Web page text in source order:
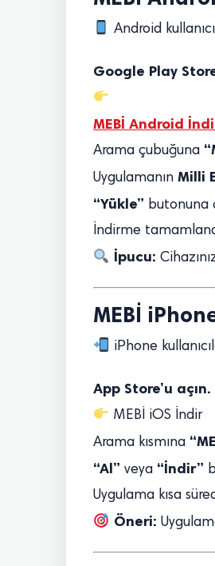
Android
Google Play
MEBİ Android
Arama çubuğuna
Uygulamanın Milli
“Yükle” butonuna
İndirme
İpucu:
MEBİ
iPhone
App Store’u açın.
MEBİ iOS İndir
Arama kısmına
“Al” veya “İndir”
Uygulama kısa
Öneri: